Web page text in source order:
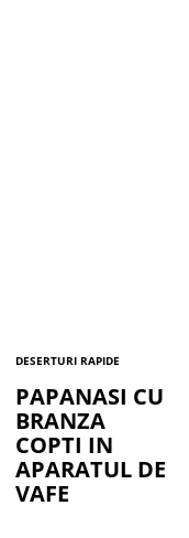
DESERTURI RAPIDE
PAPANASI CU
BRANZA
COPTI IN
APARATUL DE
VAFE